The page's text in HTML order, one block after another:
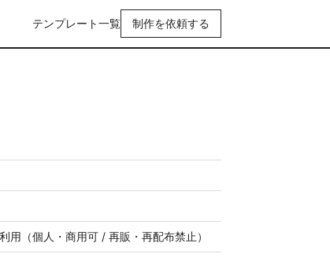
テンプレート一覧 制作を依頼する
用（個人・商用可 / 再販・再配布禁止）